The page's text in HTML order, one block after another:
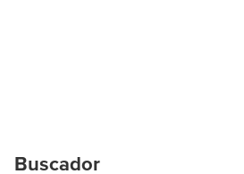
Buscador